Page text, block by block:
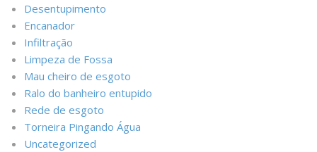
Desentupimento
Encanador
Infiltração
Limpeza de Fossa
Mau cheiro de esgoto
Ralo do banheiro entupido
Rede de esgoto
Torneira Pingando Água
Uncategorized